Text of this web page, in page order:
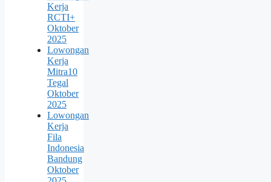
Kerja
RCTI+
Oktober
2025
Lowongan
Kerja
Mitra10
Tegal
Oktober
2025
Lowongan
Kerja
Fila
Indonesia
Bandung
Oktober